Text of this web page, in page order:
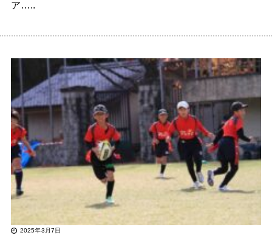
ア…..
2025年3月7日